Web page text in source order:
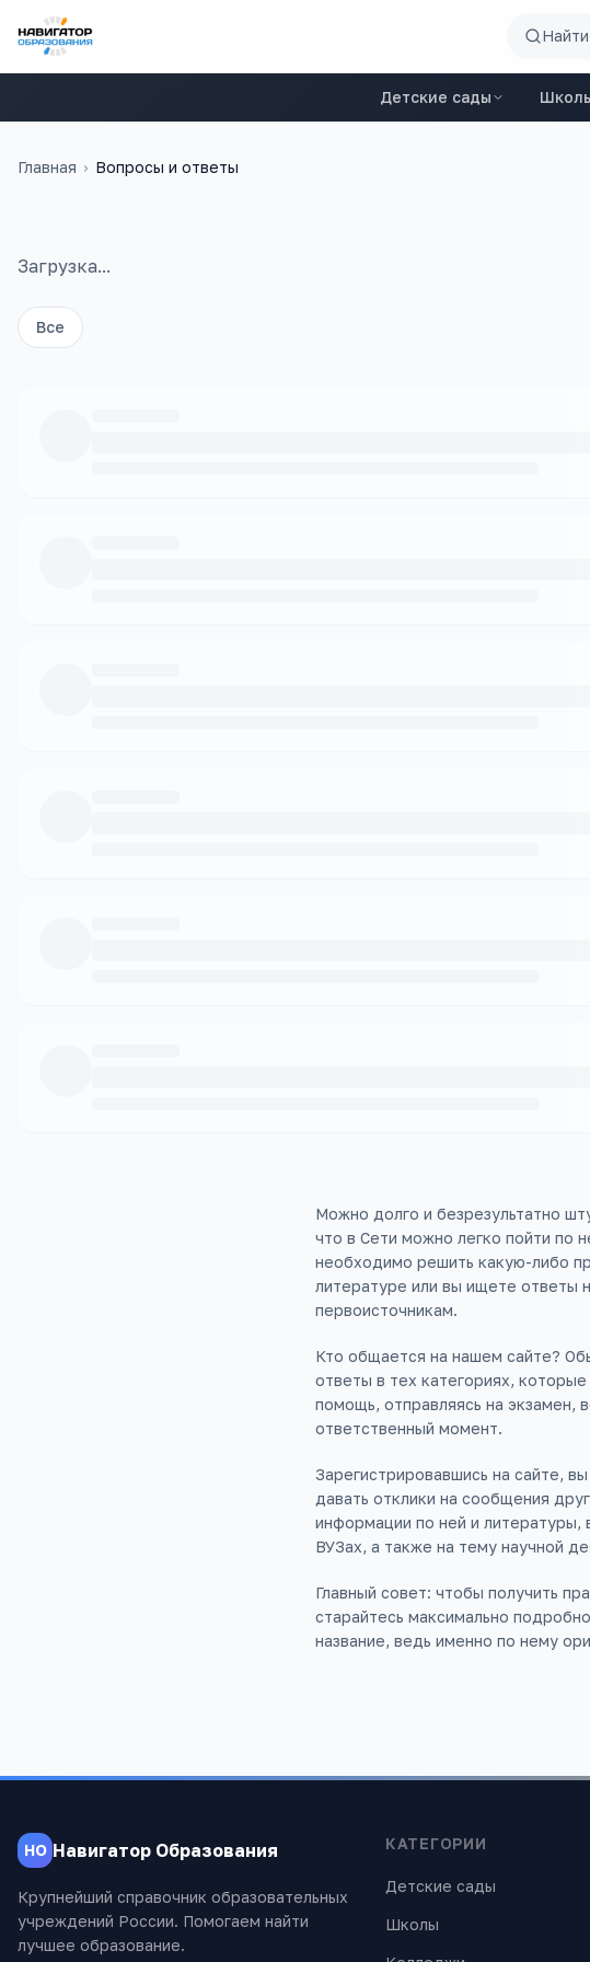
Детские сады
Главная › Вопросы и ответы
Загрузка...
Все
Можно долго и безрезультатно
что в Сети можно легко пойти по
необходимо решить какую-либо
литературе или вы ищете ответы
первоисточникам.
Кто общается на нашем сайте?
ответы в тех категориях,
помощь, отправляясь на экзамен,
ответственный момент.
Зарегистрировавшись на сайте,
давать отклики на сообщения
информации по ней и литературы,
ВУЗах, а также на тему научной
Главный совет: чтобы получить
старайтесь максимально
название, ведь именно по нему
НО Навигатор Образования
Крупнейший справочник образовательных
учреждений России. Помогаем найти
лучшее образование.
КАТЕГОРИИ
Детские сады
Школы